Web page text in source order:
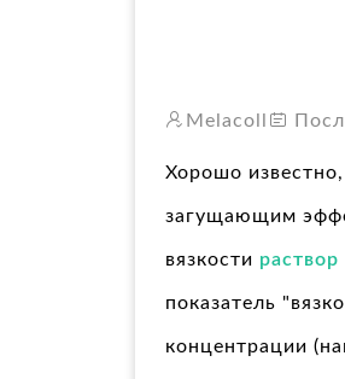
Melacoll
Хорошо известно,
загущающим
вязкости раствор
показатель
концентрации